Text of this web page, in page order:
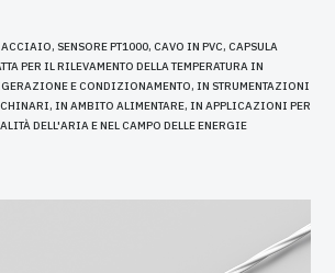
SENSORE PT1000, CAVO IN PVC, CAPSULA
PER IL RILEVAMENTO DELLA TEMPERATURA IN
E CONDIZIONAMENTO, IN STRUMENTAZIONI
IN AMBITO ALIMENTARE, IN APPLICAZIONI PER
DELL'ARIA E NEL CAMPO DELLE ENERGIE